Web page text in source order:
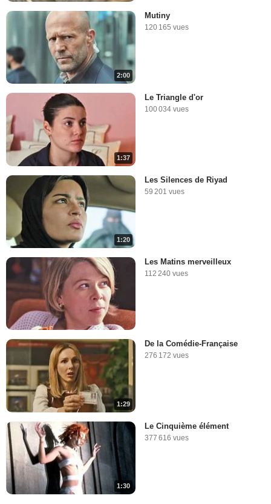
2:00
Mutiny
120 165 vues
1:37
Le Triangle d'or
100 034 vues
1:20
Les Silences de Riyad
59 201 vues
Les Matins merveilleux
112 240 vues
1:29
De la Comédie-Française
276 172 vues
1:30
Le Cinquième élément
377 616 vues